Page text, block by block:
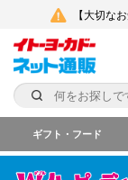
【大切な
ギフト・フード